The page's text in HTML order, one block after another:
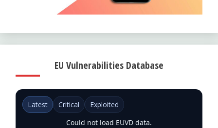
EU Vulnerabilities Database
Latest Critical
Exploited
Could not load EUVD data.